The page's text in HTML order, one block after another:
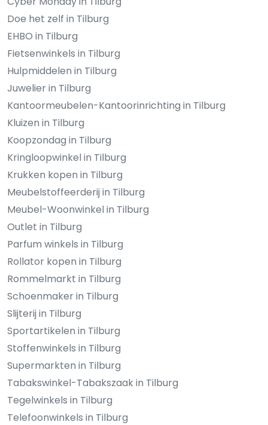
Doe het zelf in Tilburg
EHBO in Tilburg
Fietsenwinkels in Tilburg
Hulpmiddelen in Tilburg
Juwelier in Tilburg
Kantoormeubelen-Kantoorinrichting in Tilburg
Kluizen in Tilburg
Koopzondag in Tilburg
Kringloopwinkel in Tilburg
Krukken kopen in Tilburg
Meubelstoffeerderij in Tilburg
Meubel-Woonwinkel in Tilburg
Outlet in Tilburg
Parfum winkels in Tilburg
Rollator kopen in Tilburg
Rommelmarkt in Tilburg
Schoenmaker in Tilburg
Slijterij in Tilburg
Sportartikelen in Tilburg
Stoffenwinkels in Tilburg
Supermarkten in Tilburg
Tabakswinkel-Tabakszaak in Tilburg
Tegelwinkels in Tilburg
Telefoonwinkels in Tilburg